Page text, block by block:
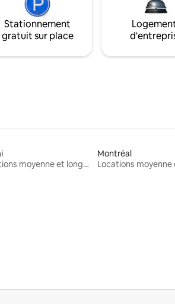
Stationnement
gratuit sur place
Locations moyenne et longue durée
Montréal